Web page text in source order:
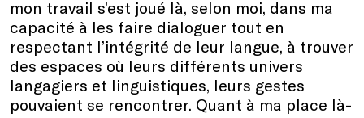
mon travail s’est joué là, selon moi, dans ma
capacité à les faire dialoguer tout en
respectant l’intégrité de leur langue, à trouver
des espaces où leurs différents univers
langagiers et linguistiques, leurs gestes
pouvaient se rencontrer. Quant à ma place là-